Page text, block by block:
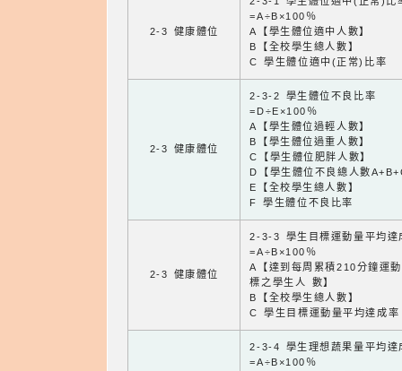
2-3 健康體位
=A÷B×100％
A【學生體位適中人數】
B【全校學生總人數】
C 學生體位適中(正常)比率
2-3 健康體位
2-3-2 學生體位不良比率
=D÷E×100％
A【學生體位過輕人數】
B【學生體位過重人數】
C【學生體位肥胖人數】
D【學生體位不良總人數
E【全校學生總人數】
F 學生體位不良比率
2-3 健康體位
2-3-3 學生目標運動量平均達
=A÷B×100％
A【達到每周累積210分鐘運
標之學生人 數】
B【全校學生總人數】
C 學生目標運動量平均達成率
2-3-4 學生理想蔬果量平均達
=A÷B×100％